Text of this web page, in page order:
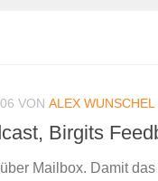
VON ALEX WUNSCHEL
Birgits
Mailbox. Damit